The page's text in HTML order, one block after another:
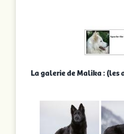
La galerie de Malika : (les